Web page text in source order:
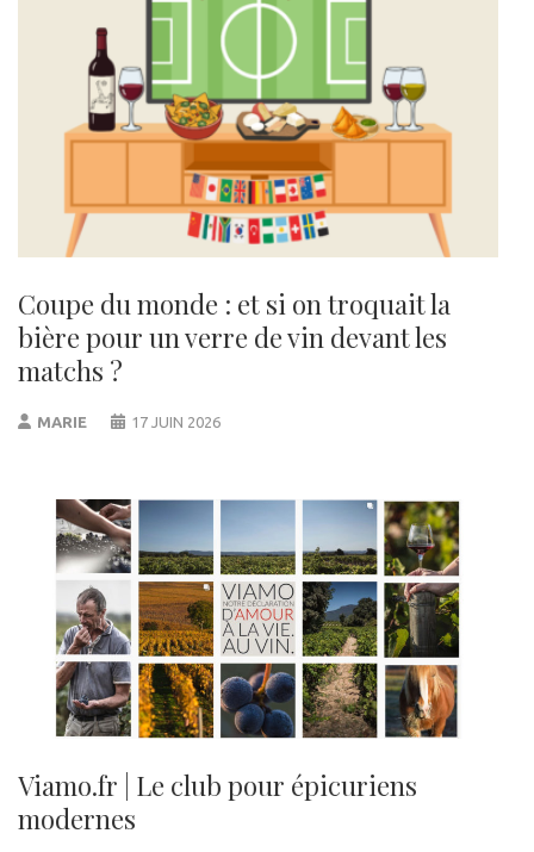
Coupe du monde : et si on troquait la
bière pour un verre de vin devant les
matchs ?
MARIE 17 JUIN 2026
Viamo.fr | Le club pour épicuriens
modernes